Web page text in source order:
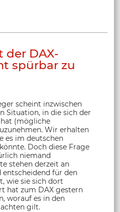
der DAX-
spürbar zu
scheint inzwischen
Situation, in die sich der
(mögliche
Wir erhalten
es im deutschen
Doch diese Frage
niemand
stehen derzeit an
für den
wie sie sich dort
hat zum DAX gestern
worauf es in den
gilt.